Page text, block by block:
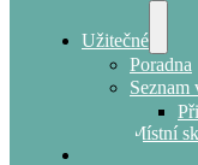
Užitečné
Poradna
Seznam
Místní